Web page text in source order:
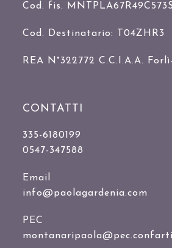
Cod. fis. MNTPLA67R49C573S
Cod. Destinatario: T04ZHR3
REA N°322772 C.C.I.A.A.
CONTATTI
335-6180199
0547-347588
Email
info@paolagardenia.com
PEC